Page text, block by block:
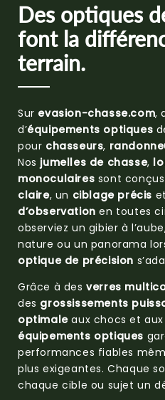
Des optiques
font la
terrain.
Sur evasion-chasse.com,
d’équipements optiques
pour chasseurs,
Nos jumelles de chasse,
monoculaires sont
claire, un ciblage précis
d’observation en toutes
observiez un gibier à
nature ou un panorama
optique de précision
Grâce à desverres
des grossissements
optimaleaux chocs et
équipements optiques
performances fiables
plus exigeantes. Chaque
chaque cible ou sujet un